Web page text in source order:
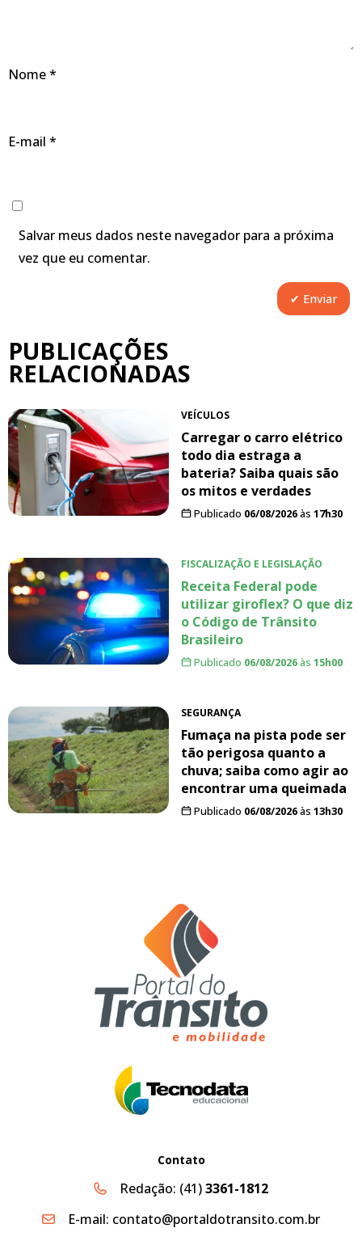
Nome*
E-mail *
Salvar meus dados neste navegador para a próxima
vez que eu comentar.
PUBLICAÇÕES
RELACIONADAS
VEÍCULOS
Carregar o carro elétrico
todo dia estraga a
bateria? Saiba quais são
os mitos e verdades
Publicado 06/08/2026às 17h30
FISCALIZAÇÃO E LEGISLAÇÃO
Receita Federal pode
utilizar giroflex? O que diz
o Código de Trânsito
Brasileiro
Publicado 06/08/2026às 15h00
SEGURANÇA
Fumaça na pista pode ser
tão perigosa quanto a
chuva; saiba como agir ao
encontrar uma queimada
Publicado 06/08/2026às 13h30
Contato
Redação: (41)3361-1812
E-mail: contato@portaldotransito.com.br